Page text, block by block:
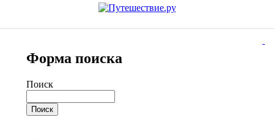
Форма поиска
Поиск